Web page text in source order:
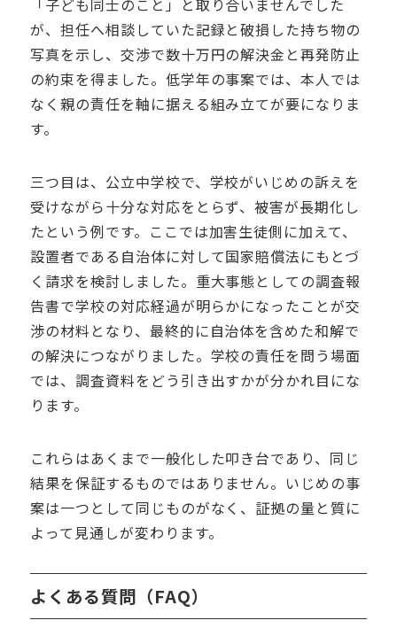
が、担任へ相談していた記録と破損した持ち物の
写真を示し、交渉で数十万円の解決金と再発防止
の約束を得ました。低学年の事案では、本人では
なく親の責任を軸に据える組み立てが要になりま
す。
三つ目は、公立中学校で、学校がいじめの訴えを
受けながら十分な対応をとらず、被害が長期化し
たという例です。ここでは加害生徒側に加えて、
設置者である自治体に対して国家賠償法にもとづ
く請求を検討しました。重大事態としての調査報
告書で学校の対応経過が明らかになったことが交
渉の材料となり、最終的に自治体を含めた和解で
の解決につながりました。学校の責任を問う場面
では、調査資料をどう引き出すかが分かれ目にな
ります。
これらはあくまで一般化した叩き台であり、同じ
結果を保証するものではありません。いじめの事
案は一つとして同じものがなく、証拠の量と質に
よって見通しが変わります。
よくある質問（FAQ）